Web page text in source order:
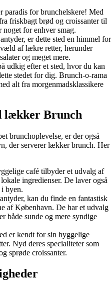
paradis for brunchelskere! Med
friskbagt brød og croissanter til
noget for enhver smag.
er dette sted en himmel for
af lækre retter, herunder
og meget mere.
udkig efter et sted, hvor du kan
stedet for dig. Brunch-o-rama
alt fra morgenmadsklassikere
lækker Brunch
brunchoplevelse, er der også
der serverer lækker brunch. Her
café tilbyder et udvalg af
ingredienser. De laver også
i byen.
kan du finde en fantastisk
af København. De har et udvalg
både sunde og mere syndige
er kendt for sin hyggelige
Nyd deres specialiteter som
sprøde croissanter.